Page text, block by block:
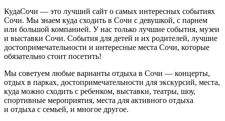
КудаСочи — это лучший сайт о самых интересных событиях
Сочи. Мы знаем куда сходить в Сочи с девушкой, с парнем
или большой компанией. У нас только лучшие события, музеи
и выставки Сочи. События для детей и их родителей, лучшие
достопримечательности и интересные места Сочи, которые
обязательно стоит посетить!
Мы советуем любые варианты отдыха в Сочи — концерты,
отдых в парках, достопримечательности для экскурсий, места,
куда можно сходить с ребенком, выставки, театры, шоу,
спортивные мероприятия, места для активного отдыха
и отдыха с семьей, и многое другое.